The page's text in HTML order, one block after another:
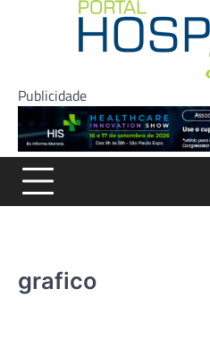
Publicidade
grafico